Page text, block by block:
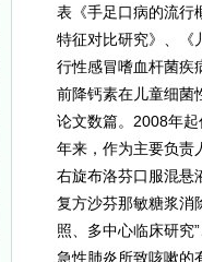
表《手足口病的流行
特征对比研究》、《
行性感冒嗜血杆菌疾
前降钙素在儿童细菌
论文数篇。2008年
年来，作为主要负责
右旋布洛芬口服混悬
复方沙芬那敏糖浆消
照、多中心临床研究
急性肺炎所致咳嗽的